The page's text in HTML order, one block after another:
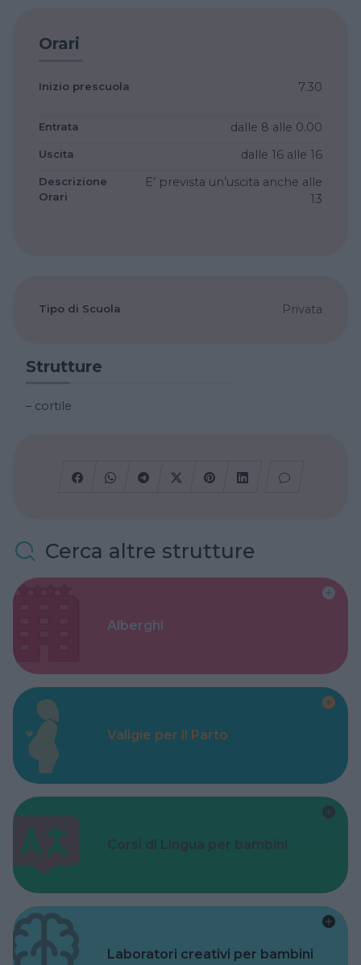
Orari
Inizio prescuola 7.30
Entrata dalle 8 alle 0.00
Uscita dalle 16 alle 16
Descrizione
Orari
E’ prevista un’uscita anche alle
13
Tipo di Scuola Privata
Strutture
– cortile
Cerca altre strutture
Alberghi
Valigie per il Parto
Corsi di Lingua per bambini
Laboratori creativi per bambini